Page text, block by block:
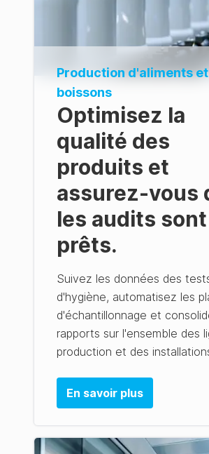
Production d'aliments
boissons
Optimisez la
qualité des
produits et
assurez-vous
les audits sont
prêts.
Suivez les données des
d'hygiène, automatisez les
d'échantillonnage et
rapports sur l'ensemble des
production et des
En savoir plus